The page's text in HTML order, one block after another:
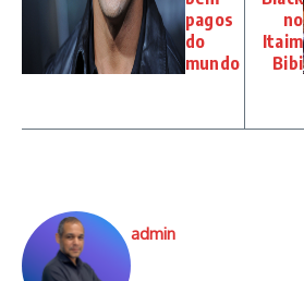
pagos
do
mundo
no
Itaim
Bibi
admin